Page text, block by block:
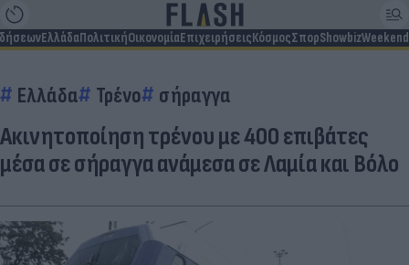
ΕλλάδαΠολιτικήΟικονομίαΕπιχειρήσειςΚόσμοςΣπορShowbizWeekend
Ελλάδα Τρένο σήραγγα
Ακινητοποίηση τρένου με 400 επιβάτες
μέσα σε σήραγγα ανάμεσα σε Λαμία και Βόλο